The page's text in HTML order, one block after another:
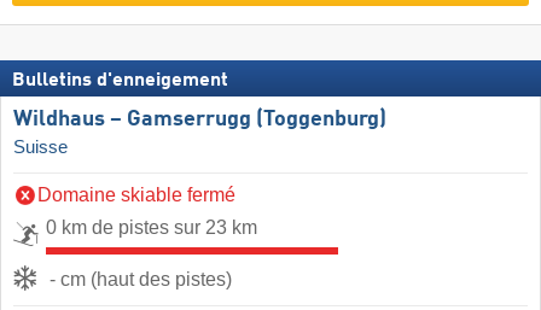
Bulletins d'enneigement
Wildhaus – Gamserrugg (Toggenburg)
Suisse
Domaine skiable fermé
0 km de pistes sur 23 km
- cm (haut des pistes)